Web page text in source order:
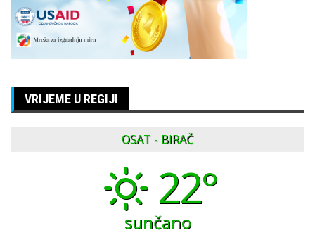
VRIJEME U REGIJI
OSAT - BIRAČ
22°
sunčano